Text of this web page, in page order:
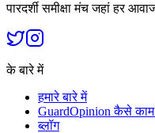
पारदर्शी समीक्षा मंच जहां हर
के बारे में
हमारे बारे में
GuardOpinion कैसे
ब्लॉग